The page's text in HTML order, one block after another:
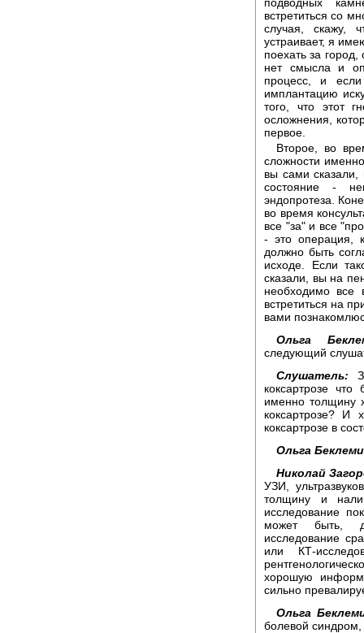
встретиться со
случая, скажу,
устраивает, я
поехать за
нет смысла и
процесс, и
имплантацию
того, что этот
осложнения,
первое.
Второе, во
сложности
вы сами
состояние -
эндопротеза.
во время
все "за" и все
- это операция,
должно быть
исходе. Если
сказали, вы на
необходимо все
встретиться на
вами
Ольга
следующий
Слушатель:
коксартрозе
именно толщину
коксартрозе? И
коксартрозе в
Ольга
Николай
УЗИ,
толщину и
исследование
может быть,
исследование
или КТ-
хорошую
сильно
Ольга
болевой